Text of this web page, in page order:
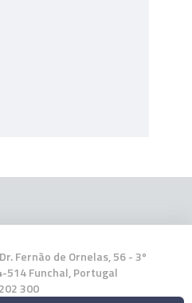
Fernão de Ornelas, 56 - 3º
514 Funchal, Portugal
300